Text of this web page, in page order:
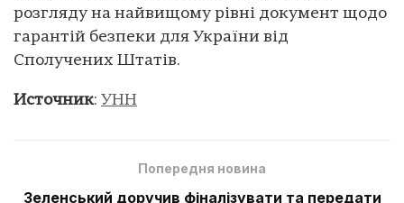
розгляду на найвищому рівні документ щодо
гарантій безпеки для України від
Сполучених Штатів.
Источник: УНН
Попередня новина
Зеленський доручив фіналізувати та передати